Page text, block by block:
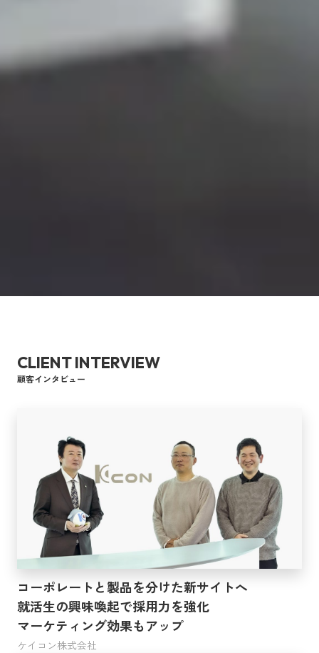
CLIENT INTERVIEW
顧客インタビュー
コーポレートと製品を分けた新サイトへ
就活生の興味喚起で採用力を強化
マーケティング効果もアップ
ケイコン株式会社